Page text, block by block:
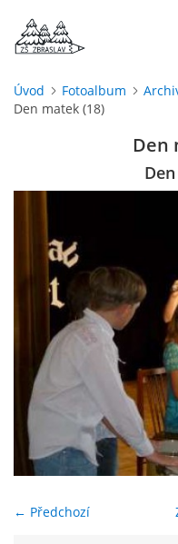
ÚVOD
DOKUMENTY
ŠKOLSKÁ RADA
PROJEKTY
ENVIRONMENTÁLNÍ
Úvod Fotoalbum
Den matek (18)
Den
← Předchozí